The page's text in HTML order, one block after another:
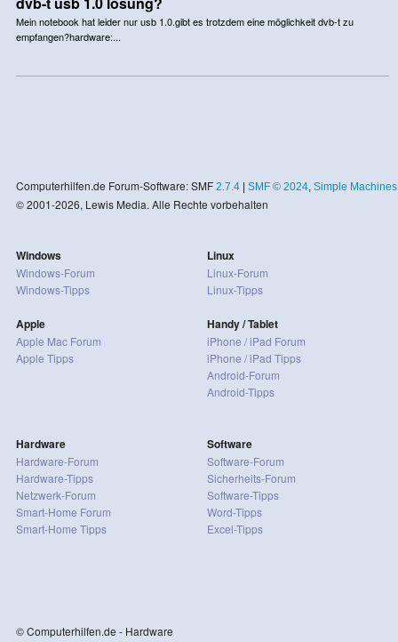
Mein notebook hat leider nur usb 1.0.gibt es trotzdem eine möglichkeit dvb-t zu
empfangen?hardware:...
Computerhilfen.de Forum-Software: SMF 2.7.4| SMF © 2024, Simple Machines
© 2001-2026, Lewis Media. Alle Rechte vorbehalten
Windows
Windows-Forum
Windows-Tipps
Apple
Apple Mac Forum
Apple Tipps
Linux
Linux-Forum
Linux-Tipps
Handy / Tablet
iPhone / iPad Forum
iPhone / iPad Tipps
Android-Forum
Android-Tipps
Hardware
Hardware-Forum
Hardware-Tipps
Netzwerk-Forum
Smart-Home Forum
Smart-Home Tipps
Software
Software-Forum
Sicherheits-Forum
Software-Tipps
Word-Tipps
Excel-Tipps
© Computerhilfen.de - Hardware